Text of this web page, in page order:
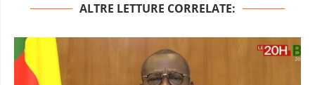
ALTRE LETTURE CORRELATE: